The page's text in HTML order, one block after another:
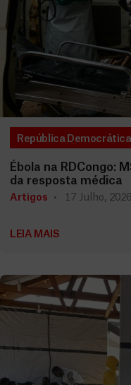
República
Ébola na RDCongo:
da resposta médica
Artigos 17 Julho, 2026
LEIA MAIS